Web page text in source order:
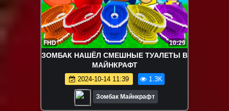
FHD 10:29
ЗОМБАК НАШЁЛ СМЕШНЫЕ ТУАЛЕТЫ В
МАЙНКРАФТ
2024-10-14 11:39 1.3K
Зомбак Майнкрафт